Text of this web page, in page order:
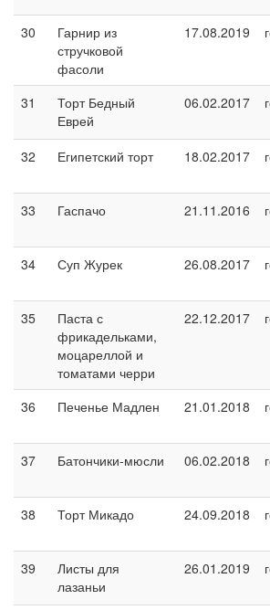
30
Гарнир из
стручковой
фасоли
17.08.2019
31
Торт Бедный
Еврей
06.02.2017
32 Египетский торт 18.02.2017
33 Гаспачо 21.11.2016
34 Суп Журек 26.08.2017
35
Паста с
фрикадельками,
моцареллой и
томатами черри
22.12.2017
36 Печенье Мадлен 21.01.2018
37 Батончики-мюсли 06.02.2018
38 Торт Микадо 24.09.2018
39
Листы для
лазаньи
26.01.2019